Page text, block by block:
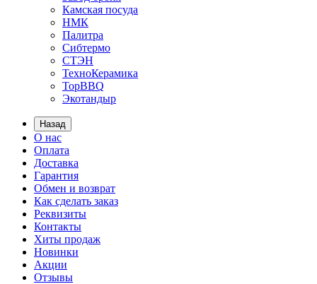
Камская посуда
НМК
Палитра
Сибтермо
СТЭН
ТехноКерамика
ТорBBQ
Экотандыр
Назад
О нас
Оплата
Доставка
Гарантия
Обмен и возврат
Как сделать заказ
Реквизиты
Контакты
Хиты продаж
Новинки
Акции
Отзывы